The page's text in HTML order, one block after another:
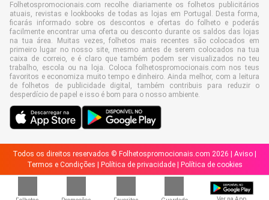
Folhetospromocionais.com recolhe diariamente os folhetos publicitários
atuais, revistas e lookbooks de todas as lojas em Portugal. Desta forma,
ficarás informado sobre os descontos e ofertas do folheto e poderás
facilmente encontrar uma oferta ou desconto durante os saldos das lojas
na tua área. Muitas vezes, folhetos mais recentes são colocados em
primeiro lugar no nosso site, mesmo antes de serem colocados na tua
caixa de correio, e é claro que também podem ser visualizados no teu
trabalho, escola ou na loja. Coloca folhetospromocionais.com nos teus
favoritos e economiza muito tempo e dinheiro. Ainda melhor, com a leitura
de folhetos de publicidade digital, também contribuis para reduzir o
desperdício de papel e isso é bom para o nosso ambiente.
Todos os direitos reservados © Folhetospromocionais.com 2026 | Aviso
Termos e Condições
Política de privacidade| Política de cookies